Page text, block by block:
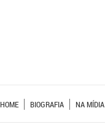
HOME BIOGRAFIA NA MÍDIA